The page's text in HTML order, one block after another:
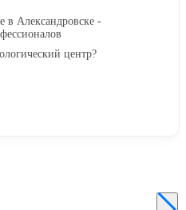
в Александровске -
центр?